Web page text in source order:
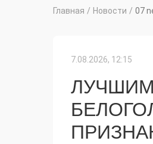
Главная / Новости / 07
7.08.2026, 12:15